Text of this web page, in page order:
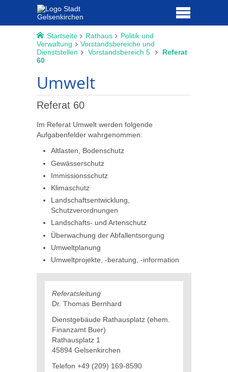
Startseite Rathaus
Politik und
Verwaltung
Vorstandsbereiche und
Dienststellen
Vorstandsbereich 5
Referat
60
Umwelt
Referat 60
Im Referat Umwelt werden folgende
Aufgabenfelder wahrgenommen:
Altlasten, Bodenschutz
Gewässerschutz
Immissionsschutz
Klimaschutz
Landschaftsentwicklung,
Schutzverordnungen
Landschafts- und Artenschutz
Überwachung der Abfallentsorgung
Umweltplanung
Umweltprojekte, -beratung, -information
Referatsleitung
Dr. Thomas Bernhard
Dienstgebäude Rathausplatz (ehem.
Finanzamt Buer)
Rathausplatz 1
45894 Gelsenkirchen
Telefon +49 (209) 169-8590